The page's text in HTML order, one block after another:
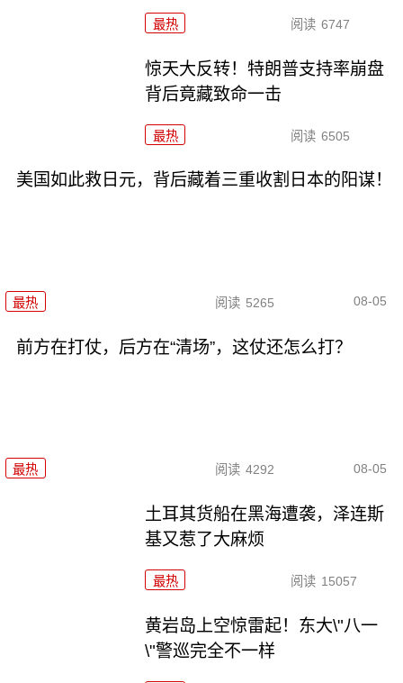
最热 阅读 6747
惊天大反转！特朗普支持率崩盘
背后竟藏致命一击
最热 阅读 6505
美国如此救日元，背后藏着三重收割日本的阳谋！
最热 阅读 5265 08-05
前方在打仗，后方在“清场”，这仗还怎么打？
最热 阅读 4292 08-05
土耳其货船在黑海遭袭，泽连斯
基又惹了大麻烦
最热 阅读 15057
黄岩岛上空惊雷起！东大\"八一
\"警巡完全不一样